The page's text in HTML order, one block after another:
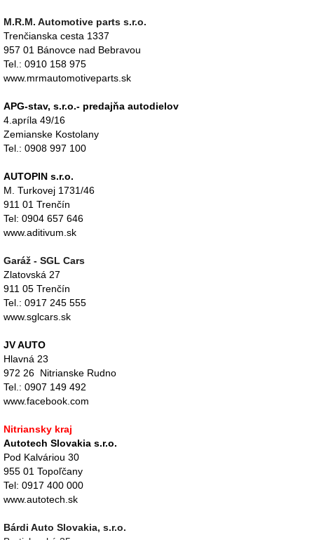
M.R.M. Automotive parts s.r.o.
Trenčianska cesta 1337
957 01 Bánovce nad Bebravou
Tel.: 0910 158 975
www.mrmautomotiveparts.sk
APG-stav, s.r.o.- predajňa autodielov
4.apríla 49/16
Zemianske Kostolany
Tel.: 0908 997 100
AUTOPIN s.r.o.
M. Turkovej 1731/46
911 01 Trenčín
Tel: 0904 657 646
www.aditivum.sk
Garáž - SGL Cars
Zlatovská 27
911 05 Trenčín
Tel.: 0917 245 555
www.sglcars.sk
JV AUTO
Hlavná 23
972 26 Nitrianske Rudno
Tel.: 0907 149 492
www.facebook.com
Nitriansky kraj
Autotech Slovakia s.r.o.
Pod Kalváriou 30
955 01 Topoľčany
Tel: 0917 400 000
www.autotech.sk
Bárdi Auto Slovakia, s.r.o.